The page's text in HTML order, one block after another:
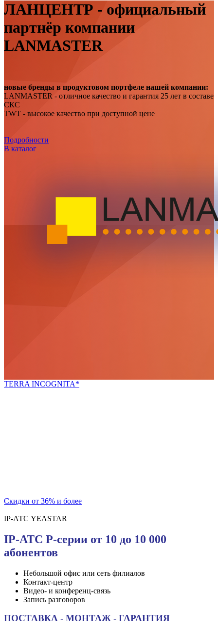
ЛАНЦЕНТР - официальный
партнёр компании
LANMASTER
новые бренды в продуктовом портфеле нашей компании:
LANMASTER - отличное качество и гарантия 25 лет в составе
СКС
TWT - высокое качество при доступной цене
Подробности
В каталог
TERRA INCOGNITA*
Скидки от 36% и более
IP-АТС YEASTAR
IP-АТС P-серии от 10 до 10 000
абонентов
Небольшой офис или сеть филиалов
Контакт-центр
Видео- и конференц-связь
Запись разговоров
ПОСТАВКА - МОНТАЖ - ГАРАНТИЯ